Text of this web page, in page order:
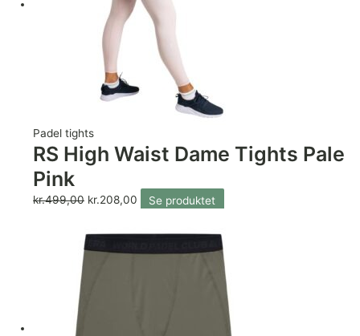
Padel tights
RS High Waist Dame Tights Pale
Pink
kr.499,00 kr.208,00 Se produktet